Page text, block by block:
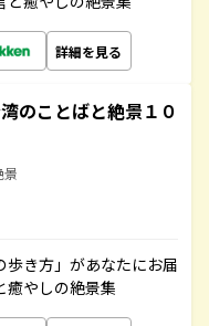
詳細を見る
のことばと絶景１０
景
き方」があなたにお届
癒やしの絶景集